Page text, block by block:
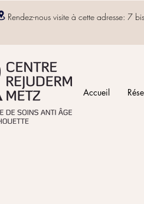
Rendez-nous visite à cette adresse: 7
Accueil